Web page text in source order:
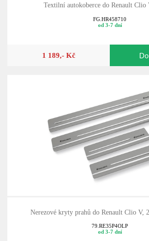
Textilní autokoberce do Renault Clio
FG.HR458710
od 3-7 dní
1 189,- Kč
Nerezové kryty prahů do Renault Clio V,
79.RE35P4OLP
od 3-7 dní